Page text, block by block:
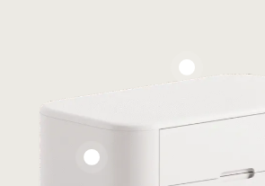
Base em Aço
Demanda